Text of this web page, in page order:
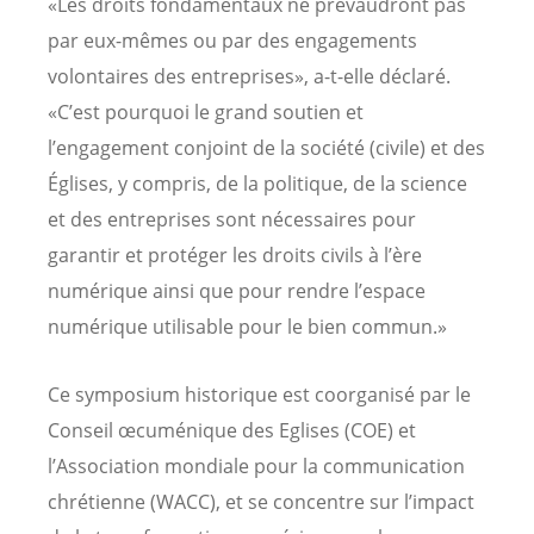
par eux-mêmes ou par des engagements
volontaires des entreprises», a-t-elle déclaré.
«C’est pourquoi le grand soutien et
l’engagement conjoint de la société (civile) et des
Églises, y compris, de la politique, de la science
et des entreprises sont nécessaires pour
garantir et protéger les droits civils à l’ère
numérique ainsi que pour rendre l’espace
numérique utilisable pour le bien commun.»
Ce symposium historique est coorganisé par le
Conseil œcuménique des Eglises (COE) et
l’Association mondiale pour la communication
chrétienne (WACC), et se concentre sur l’impact